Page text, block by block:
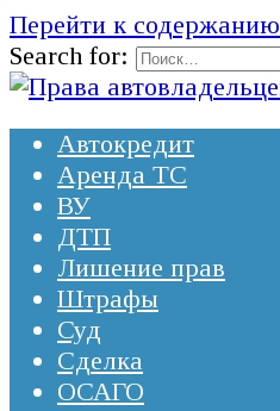
Перейти к содержанию
Search for:
Автокредит
Аренда ТС
ВУ
ДТП
Лишение прав
Штрафы
Суд
Сделка
ОСАГО